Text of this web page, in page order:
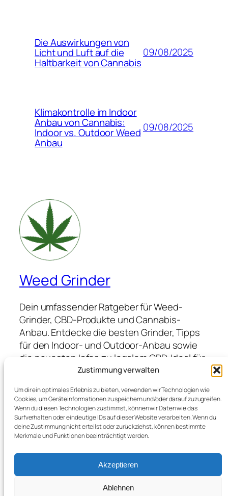
Zustimmung verwalten
Um dir ein optimales Erlebnis zu bieten, verwenden wir Technologien wie
Cookies, um Geräteinformationen zu speichern und/oder darauf zuzugreifen.
Wenn du diesen Technologien zustimmst, können wir Daten wie das
Surfverhalten oder eindeutige IDs auf dieser Website verarbeiten. Wenn du
deine Zustimmung nicht erteilst oder zurückziehst, können bestimmte
Merkmale und Funktionen beeinträchtigt werden.
Akzeptieren
Ablehnen
Die Auswirkungen von
Licht und Luft auf die
Haltbarkeit von Cannabis
09/08/2025
Klimakontrolle im Indoor
Anbau von Cannabis:
Indoor vs. Outdoor Weed
Anbau
09/08/2025
Weed Grinder
Dein umfassender Ratgeber für Weed-
Grinder, CBD-Produkte und Cannabis-
Anbau. Entdecke die besten Grinder, Tipps
für den Indoor- und Outdoor-Anbau sowie
die neuesten Infos zu legalem CBD. Ideal für
Anfänger und Profis, die hochwertige
profitieren möchten.
Blog
Veranstaltungen